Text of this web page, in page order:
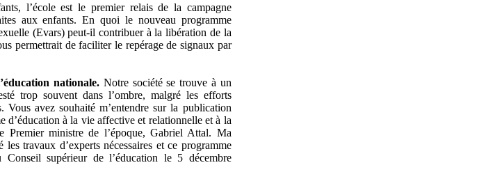
l’école est le premier relais de la campagne
aux enfants. En quoi le nouveau programme
(Evars) peut-il contribuer à la libération de la
permettrait de faciliter le repérage de signaux par
nationale. Notre société se trouve à un
trop souvent dans l’ombre, malgré les efforts
Vous avez souhaité m’entendre sur la publication
à la vie affective et relationnelle et à la
Premier ministre de l’époque, Gabriel Attal. Ma
travaux d’experts nécessaires et ce programme
supérieur de l’éducation le 5 décembre